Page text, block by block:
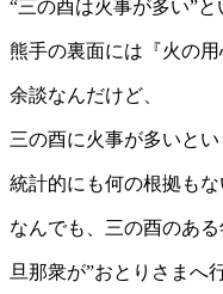
“三の酉は火事が多い”
熊手の裏面には『火の
余談なんだけど、
三の酉に火事が多いと
統計的にも何の根拠もな
なんでも、三の酉のある
旦那衆が”おとりさまへ